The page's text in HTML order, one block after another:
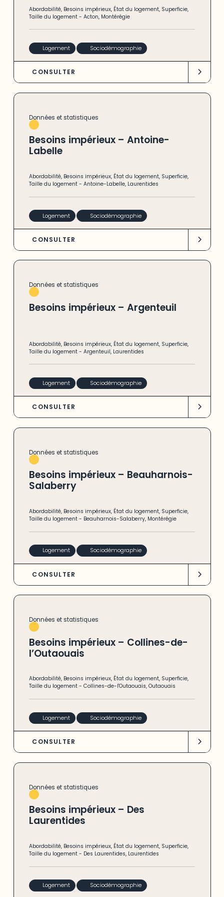
Abordabilité, Besoins impérieux, État du logement, Superficie,
Taille du logement -Acton, Montérégie
Logement Sociodémographie
CONSULTER
Données et statistiques
Besoins impérieux – Antoine-
Labelle
Abordabilité, Besoins impérieux, État du logement, Superficie,
Taille du logement -Antoine-Labelle, Laurentides
Logement Sociodémographie
CONSULTER
Données et statistiques
Besoins impérieux – Argenteuil
Abordabilité, Besoins impérieux, État du logement, Superficie,
Taille du logement -Argenteuil, Laurentides
Logement Sociodémographie
CONSULTER
Données et statistiques
Besoins impérieux – Beauharnois-
Salaberry
Abordabilité, Besoins impérieux, État du logement, Superficie,
Taille du logement - Beauharnois-Salaberry, Montérégie
Logement Sociodémographie
CONSULTER
Données et statistiques
Besoins impérieux – Collines-de-
l’Outaouais
Abordabilité, Besoins impérieux, État du logement, Superficie,
Taille du logement -Collines-de-l'Outaouais,Outaouais
Logement Sociodémographie
CONSULTER
Données et statistiques
Besoins impérieux – Des
Laurentides
Abordabilité, Besoins impérieux, État du logement, Superficie,
Taille du logement - Des Laurentides, Laurentides
Logement Sociodémographie
Entreprises(1)
Environnement(19)
Espace disponible
(1)
Espace industriel
Industrie minière
Infrastructure naturelle et bâtie(1)
Langue(18)
Migration(18)
Milieux humides
Mises en chantier(18)